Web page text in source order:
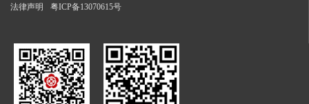
法律声明 粤ICP备13070615号